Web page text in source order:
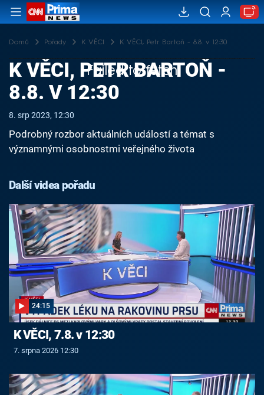
Domů Pořady K VĚCI K VĚCI, Petr Bartoň - 8.8. v 12:30
Failed to fetch
K VĚCI, PETR BARTOŇ -
8.8. V 12:30
8. srp 2023, 12:30
Podrobný rozbor aktuálních událostí a témat s
významnými osobnostmi veřejného života
Další videa pořadu
24:15
K VĚCI, 7.8. v 12:30
7. srpna 2026 12:30